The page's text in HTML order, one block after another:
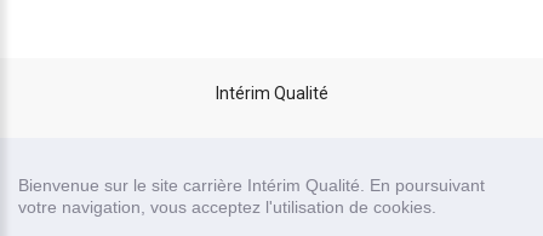
Bienvenue sur le site carrière Intérim Qualité. En poursuivant
votre navigation, vous acceptez l'utilisation de cookies.
Intérim Qualité
Recrutor, logiciel de recrutement